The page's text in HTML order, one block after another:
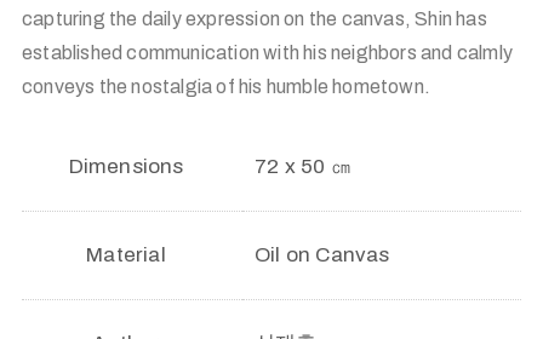
capturing the daily expression on the canvas, Shin has
established communication with his neighbors and calmly
conveys the nostalgia of his humble hometown.
Dimensions 72 x 50 ㎝
Material Oil on Canvas